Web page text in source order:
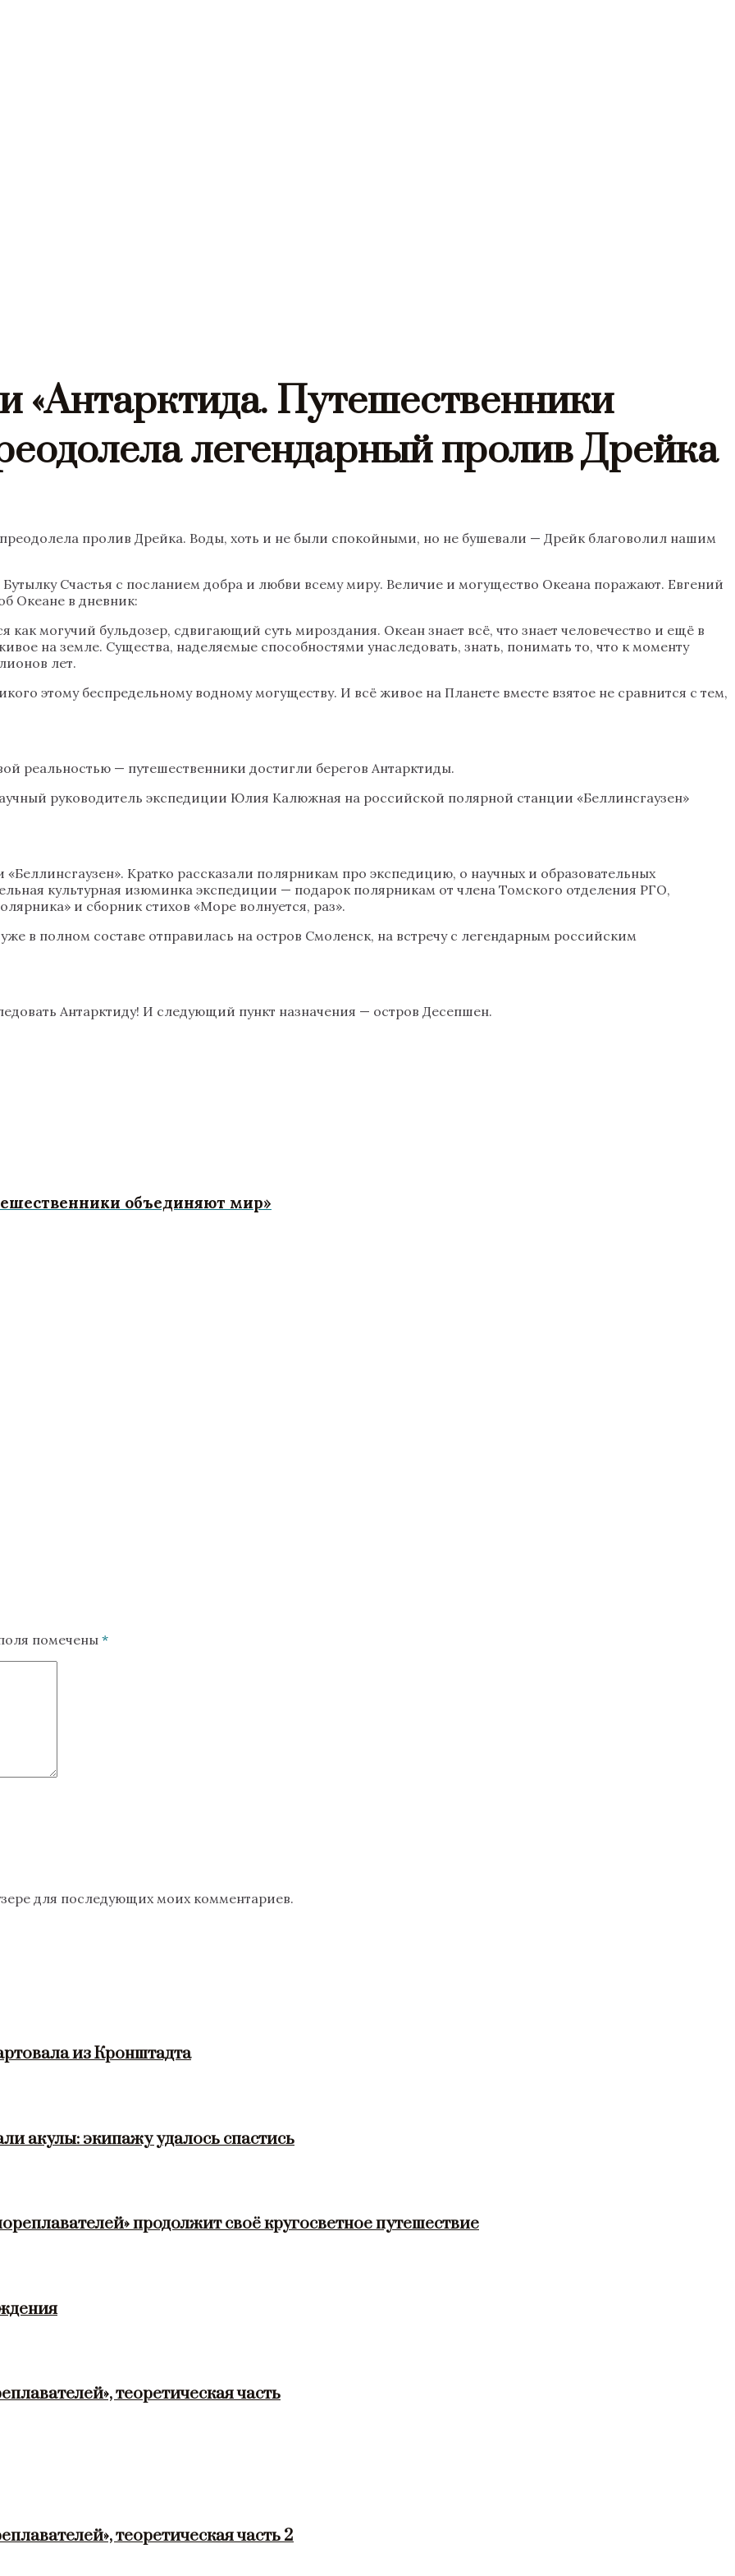
«Антарктида. Путешественники
легендарный пролив Дрейка
пролив Дрейка. Воды, хоть и не были спокойными, но не бушевали — Дрейк благоволил нашим
Счастья с посланием добра и любви всему миру. Величие и могущество Океана поражают. Евгений
Океане в дневник:
могучий бульдозер, сдвигающий суть мироздания. Океан знает всё, что знает человечество и ещё в
на земле. Существа, наделяемые способностями унаследовать, знать, понимать то, что к моменту
лет.
этому беспредельному водному могуществу. И всё живое на Планете вместе взятое не сравнится с тем,
реальностью — путешественники достигли берегов Антарктиды.
руководитель экспедиции Юлия Калюжная на российской полярной станции «Беллинсгаузен»
Кратко рассказали полярникам про экспедицию, о научных и образовательных
культурная изюминка экспедиции — подарок полярникам от члена Томского отделения РГО,
и сборник стихов «Море волнуется, раз».
в полном составе отправилась на остров Смоленск, на встречу с легендарным российским
Антарктиду! И следующий пункт назначения — остров Десепшен.
объединяют мир»
помечены *
для последующих моих комментариев.
из Кронштадта
акулы: экипажу удалось спастись
продолжит своё кругосветное путешествие
теоретическая часть
теоретическая часть 2